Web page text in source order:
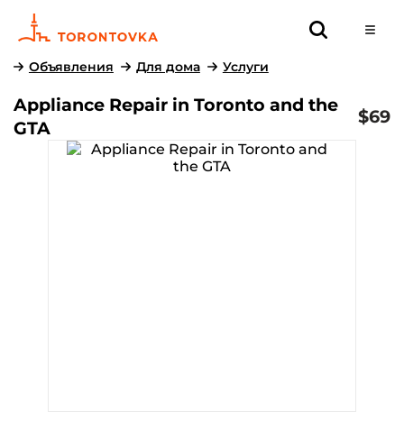
Объявления Для дома Услуги
Appliance Repair in Toronto and the
GTA
$69